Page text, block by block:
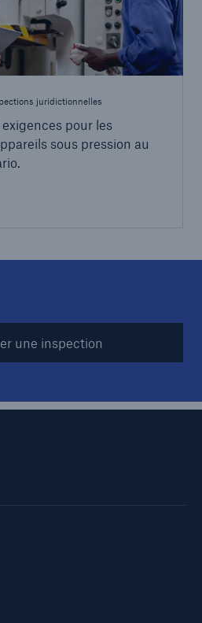
juridictionnelles
pour les
sous pression au
une inspection